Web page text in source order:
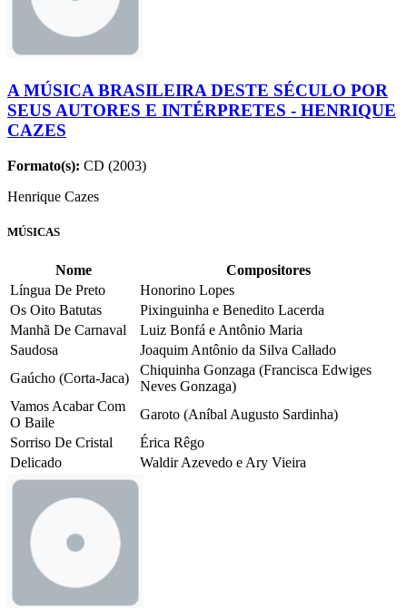
A MÚSICA BRASILEIRA DESTE SÉCULO POR
SEUS AUTORES E INTÉRPRETES - HENRIQUE
CAZES
Formato(s): CD (2003)
Henrique Cazes
MÚSICAS
Nome
Compositores
Língua De Preto
Honorino Lopes
Os Oito Batutas
Pixinguinha e Benedito Lacerda
Manhã De Carnaval
Luiz Bonfá e Antônio Maria
Saudosa
Joaquim Antônio da Silva Callado
Gaúcho (Corta-Jaca)
Chiquinha Gonzaga (Francisca Edwiges
Neves Gonzaga)
Vamos Acabar Com
O Baile
Garoto (Aníbal Augusto Sardinha)
Sorriso De Cristal
Érica Rêgo
Delicado
Waldir Azevedo e Ary Vieira